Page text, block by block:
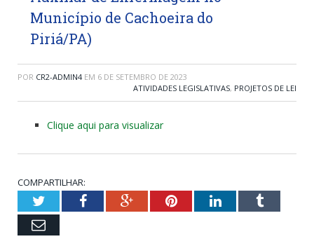
Município de Cachoeira do
Piriá/PA)
POR CR2-ADMIN4 EM 6 DE SETEMBRO DE 2023
ATIVIDADES LEGISLATIVAS, PROJETOS DE LEI
Clique aqui para visualizar
COMPARTILHAR:
TwitterFacebookGoogle+PinterestLinkedInTumblr
Email